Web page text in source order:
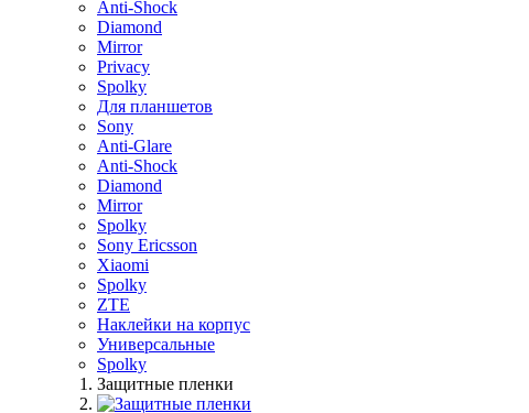
Anti-Shock
Diamond
Mirror
Privacy
Spolky
Для планшетов
Sony
Anti-Glare
Anti-Shock
Diamond
Mirror
Spolky
Sony Ericsson
Xiaomi
Spolky
ZTE
Наклейки на корпус
Универсальные
Spolky
Защитные пленки